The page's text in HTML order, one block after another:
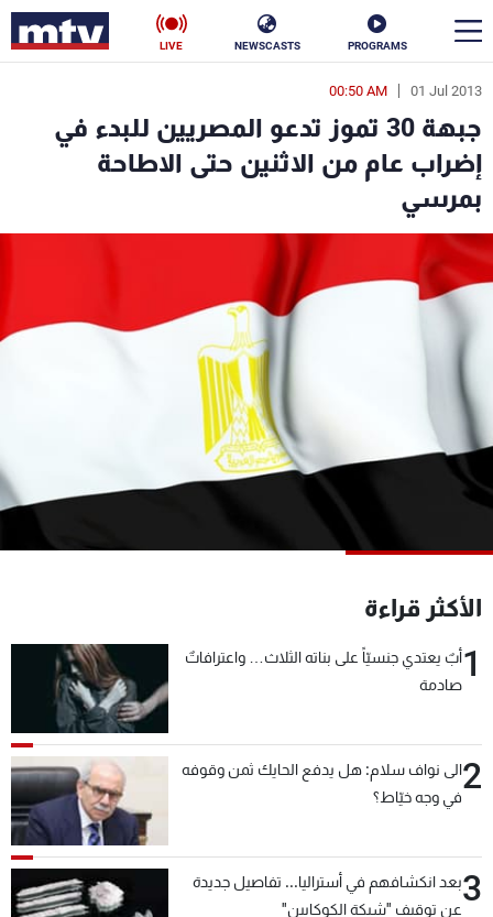
PROGRAMS
NEWSCASTS
LIVE
01 Jul 2013
00:50 AM
جبهة 30 تموز تدعو المصريين للبدء في
إضراب عام من الاثنين حتى الاطاحة
بمرسي
الأكثر قراءة
1أبٌ يعتدي جنسيّاً على بناته الثلاث… واعترافاتٌ
صادمة
2الى نواف سلام: هل يدفع الحايك ثمن وقوفه
في وجه خيّاط؟
3بعد انكشافهم في أستراليا... تفاصيل جديدة
عن توقيف "شبكة الكوكايين"
en
الأخبار
سياسة
إقتصاد
منوعات رياضة
كأس العالم
البرامج
الترددات
عن MTV
لاعلاناتكم
شروط الإسـتخدام
سياسة الخصوصية